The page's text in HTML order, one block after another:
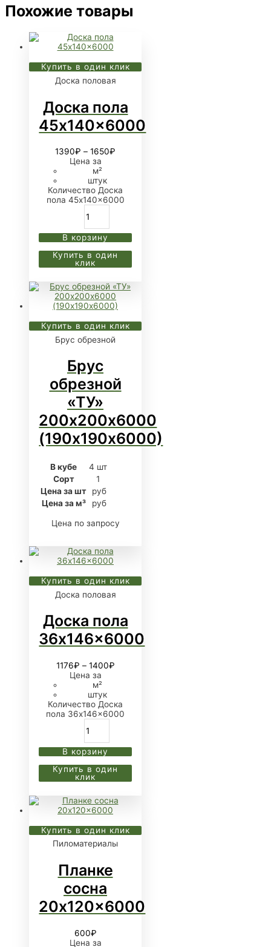
Похожие товары
Купить в один клик
Доска половая
Доска пола
45x140x6000
1390₽ – 1650₽
Цена за
м²
штук
Количество Доска
пола 45x140x6000
В корзину
Купить в один
клик
Купить в один клик
Брус обрезной
Брус
обрезной
«ТУ»
200х200х6000
(190х190х6000)
В кубе
4 шт
Сорт
1
Цена за шт
руб
Цена за м³
руб
Цена по запросу
Купить в один клик
Доска половая
Доска пола
36x146x6000
1176₽ – 1400₽
Цена за
м²
штук
Количество Доска
пола 36x146x6000
В корзину
Купить в один
клик
Купить в один клик
Пиломатериалы
Планке
сосна
20x120x6000
600₽
Цена за